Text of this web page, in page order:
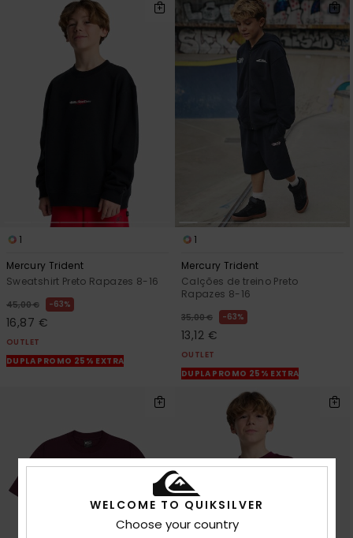
1
Mercury Trident
Sweatshirt Preto Rapazes 8-16
45,00 € 63%
16,87 €
OUTLET
DUPLA PROMO 25% EXTRA
1
Mercury Trident
Calções de treino Preto
Rapazes 8-16
35,00 € 63%
13,12 €
OUTLET
DUPLA PROMO 25% EXTRA
WELCOME TO QUIKSILVER
Choose your country